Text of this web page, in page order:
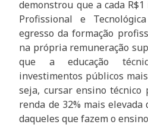
demonstrou que a cada
Profissional e
egresso da formação
na própria remuneração
que a educação
investimentos públicos
seja, cursar ensino técnico
renda de 32% mais
daqueles que fazem o